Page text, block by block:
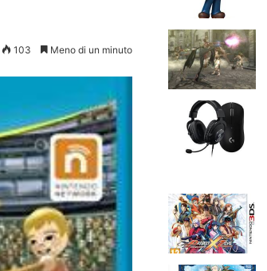
103 Meno di un minuto